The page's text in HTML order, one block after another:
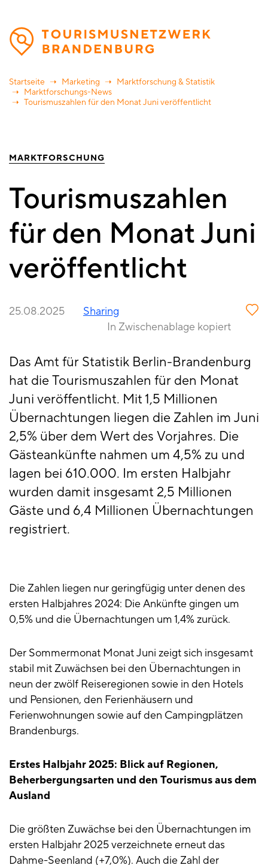
Direkt
zum
Inhalt
Startseite Marketing
Marktforschung & Statistik
Marktforschungs-News
Tourismuszahlen für den Monat Juni veröffentlicht
MARKTFORSCHUNG
Tourismuszahlen
für den Monat Juni
veröffentlicht
25.08.2025
Sharing
In Zwischenablage kopiert
Das Amt für Statistik Berlin-Brandenburg
hat die Tourismuszahlen für den Monat
Juni veröffentlicht. Mit 1,5 Millionen
Übernachtungen liegen die Zahlen im Juni
2,5% über dem Wert des Vorjahres. Die
Gästeankünfte nahmen um 4,5% zu und
lagen bei 610.000. Im ersten Halbjahr
wurden damit insgesamt 2,5 Millionen
Gäste und 6,4 Millionen Übernachtungen
registriert.
Die Zahlen liegen nur geringfügig unter denen des
ersten Halbjahres 2024: Die Ankünfte gingen um
0,5% und die Übernachtungen um 1,4% zurück.
Der Sommermonat Monat Juni zeigt sich insgesamt
stabil mit Zuwächsen bei den Übernachtungen in
neun der zwölf Reiseregionen sowie in den Hotels
und Pensionen, den Ferienhäusern und
Ferienwohnungen sowie auf den Campingplätzen
Brandenburgs.
Erstes Halbjahr 2025: Blick auf Regionen,
Beherbergungsarten und den Tourismus aus dem
Ausland
Die größten Zuwächse bei den Übernachtungen im
ersten Halbjahr 2025 verzeichnete erneut das
Dahme-Seenland (+7,0%). Auch die Zahl der